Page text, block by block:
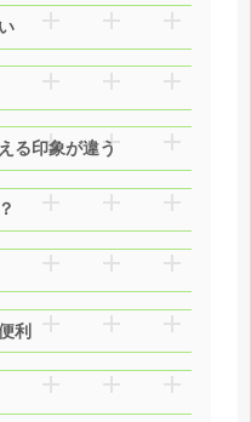
る印象が違う
利